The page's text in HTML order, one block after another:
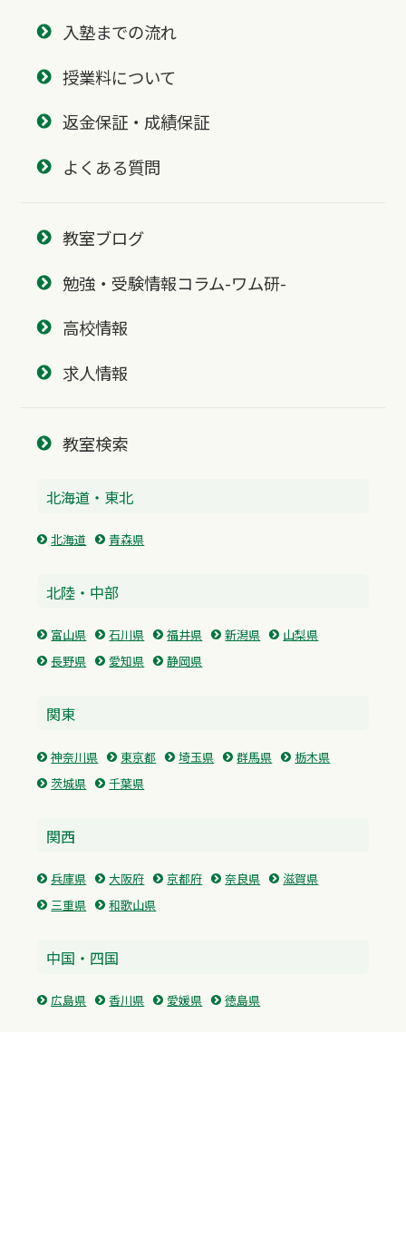
入塾までの流れ
授業料について
返金保証・成績保証
よくある質問
教室ブログ
勉強・受験情報コラム-ワム研-
高校情報
求人情報
教室検索
北海道・東北
北海道 青森県
北陸・中部
富山県 石川県 福井県 新潟県
山梨県
長野県
愛知県 静岡県
関東
神奈川県 東京都 埼玉県 群馬県
栃木県
茨城県
千葉県
関西
兵庫県 大阪府 京都府 奈良県
滋賀県
三重県
和歌山県
中国・四国
広島県 香川県 愛媛県 徳島県